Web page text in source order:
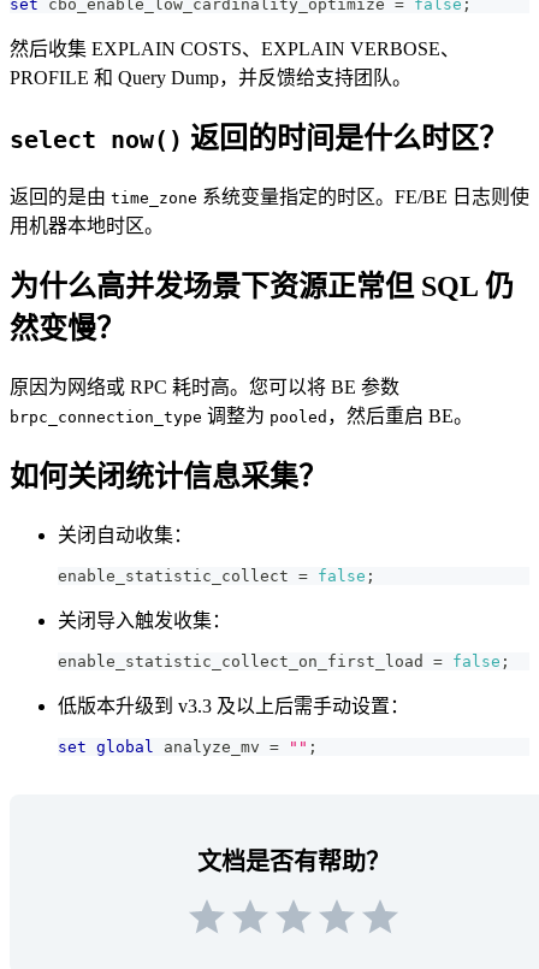
set cbo_enable_low_cardinality_optimize = false ;
然后收集 EXPLAIN COSTS、EXPLAIN VERBOSE、
PROFILE 和 Query Dump，并反馈给支持团队。
select now() 返回的时间是什么时区？
返回的是由 time_zone 系统变量指定的时区。FE/BE 日志则使
用机器本地时区。
为什么高并发场景下资源正常但 SQL 仍
然变慢？
原因为网络或 RPC 耗时高。您可以将 BE 参数
brpc_connection_type 调整为 pooled ，然后重启 BE。
如何关闭统计信息采集？
关闭自动收集：
enable_statistic_collect = false ;
关闭导入触发收集：
enable_statistic_collect_on_first_load = false ;
低版本升级到 v3.3 及以上后需手动设置：
set global analyze_mv = "" ;
文档是否有帮助？